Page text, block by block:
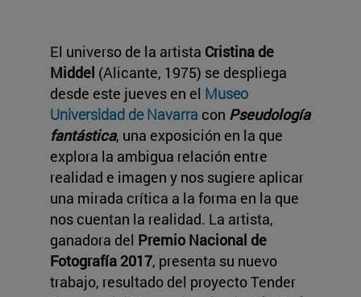
El universo de la artista Cristina de
Middel (Alicante, 1975) se despliega
desde este jueves en el Museo
Universidad de Navarra con Pseudología
fantástica, una exposición en la que
explora la ambigua relación entre
realidad e imagen y nos sugiere aplicar
una mirada crítica a la forma en la que
nos cuentan la realidad. La artista,
ganadora del Premio Nacional de
Fotografía 2017, presenta su nuevo
trabajo, resultado del proyecto Tender